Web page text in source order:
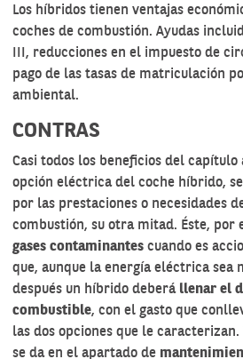
Los híbridos tienen ventajas
coches de combustión. Ayudas
, reducciones en el impuesto de
pago de las tasas de matriculación
ambiental.
CONTRAS
Casi todos los beneficios del
opción eléctrica del coche híbrido,
por las prestaciones o necesidades
combustión, su otra mitad. Éste, por
gases contaminantes cuando es
que, aunque la energía eléctrica sea
después un híbrido deberá llenar el
combustible, con el gasto que
las dos opciones que le
se da en el apartado de